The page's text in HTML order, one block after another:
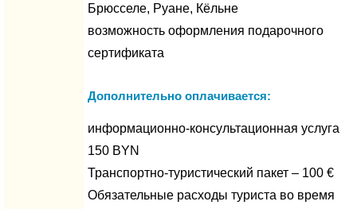
Брюсселе, Руане, Кёльне
возможность оформления подарочного
сертификата
Дополнительно оплачивается:
информационно-консультационная услуга
150 BYN
Транспортно-туристический пакет – 100 €
Обязательные расходы туриста во время